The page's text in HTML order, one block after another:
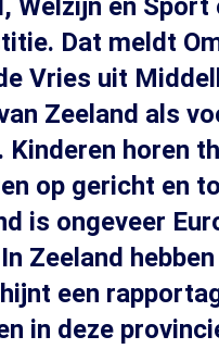
Welzijn en
Dat meldt
Vries uit
Zeeland als
Kinderen horen
op gericht en
is ongeveer
Zeeland
een
in deze